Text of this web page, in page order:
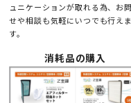
ュニケーションが取れる為、お
せや相談も気軽にいつでも行えま
す。
消耗品の購入